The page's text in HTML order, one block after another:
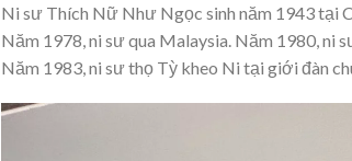
Ni sư Thích Nữ Như Ngọc sinh năm 1943 tại
Năm 1978, ni sư qua Malaysia. Năm 1980, ni
Năm 1983, ni sư thọ Tỳ kheo Ni tại giới đàn